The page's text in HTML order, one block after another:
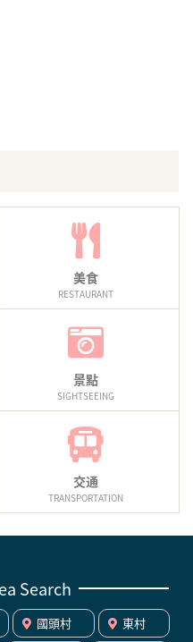
美食
RESTAURANT
景點
SIGHTSEEING
交通
TRANSPORTATION
Search
國頭村
東村